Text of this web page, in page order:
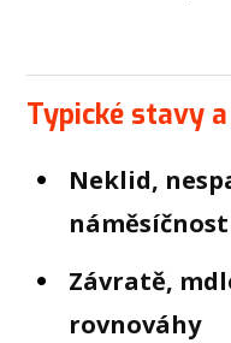
Typické stavy
Neklid,
náměsíčnost
Závratě,
rovnováhy